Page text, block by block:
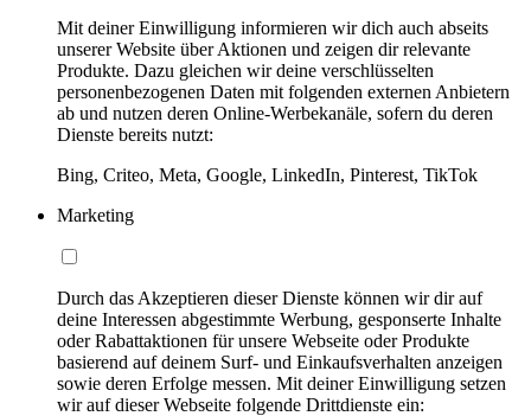
Mit deiner Einwilligung informieren wir dich auch abseits
unserer Website über Aktionen und zeigen dir relevante
Produkte. Dazu gleichen wir deine verschlüsselten
personenbezogenen Daten mit folgenden externen Anbietern
ab und nutzen deren Online-Werbekanäle, sofern du deren
Dienste bereits nutzt:
Bing, Criteo, Meta, Google, LinkedIn, Pinterest, TikTok
Marketing
Durch das Akzeptieren dieser Dienste können wir dir auf
deine Interessen abgestimmte Werbung, gesponserte Inhalte
oder Rabattaktionen für unsere Webseite oder Produkte
basierend auf deinem Surf- und Einkaufsverhalten anzeigen
sowie deren Erfolge messen. Mit deiner Einwilligung setzen
wir auf dieser Webseite folgende Drittdienste ein: